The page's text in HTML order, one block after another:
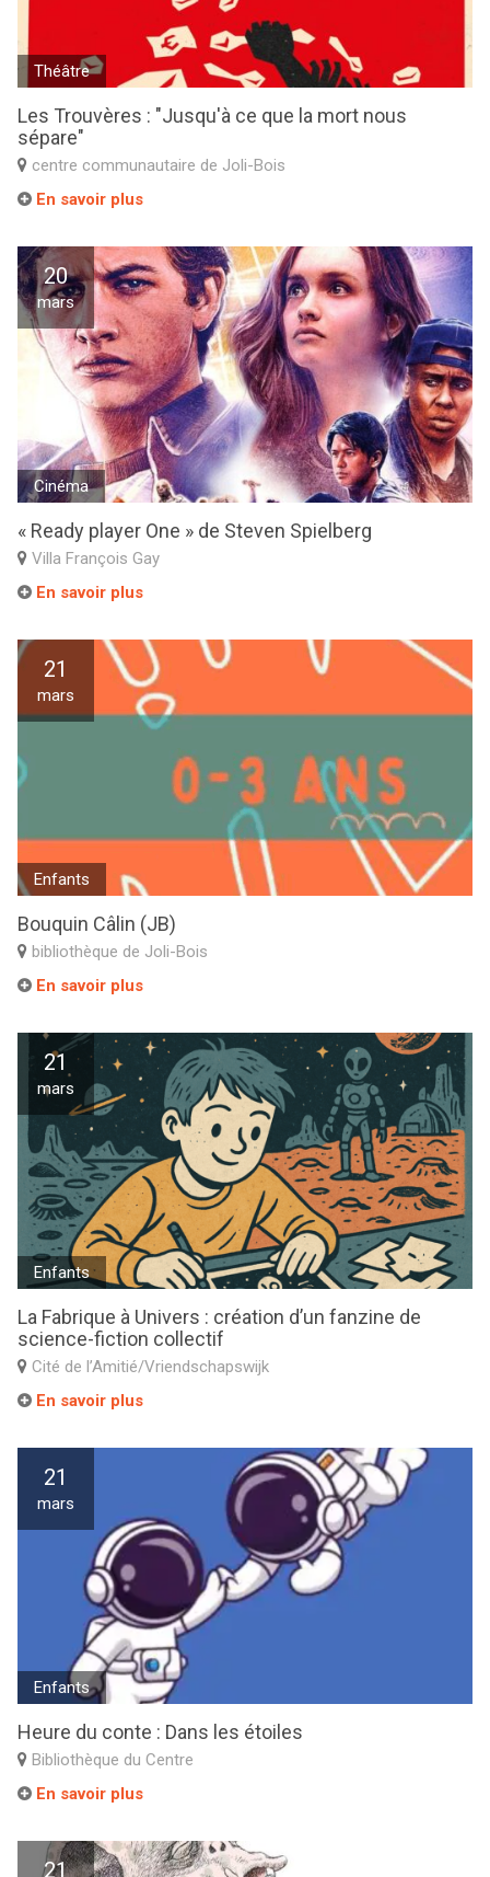
Théâtre
Les Trouvères : "Jusqu'à ce que la mort nous
sépare"
centre communautaire de Joli-Bois
En savoir plus
20
mars
Cinéma
« Ready player One » de Steven Spielberg
Villa François Gay
En savoir plus
21
mars
Enfants
Bouquin Câlin (JB)
bibliothèque de Joli-Bois
En savoir plus
21
mars
Enfants
La Fabrique à Univers : création d’un fanzine de
science-fiction collectif
Cité de l’Amitié/Vriendschapswijk
En savoir plus
21
mars
Enfants
Heure du conte : Dans les étoiles
Bibliothèque du Centre
En savoir plus
21